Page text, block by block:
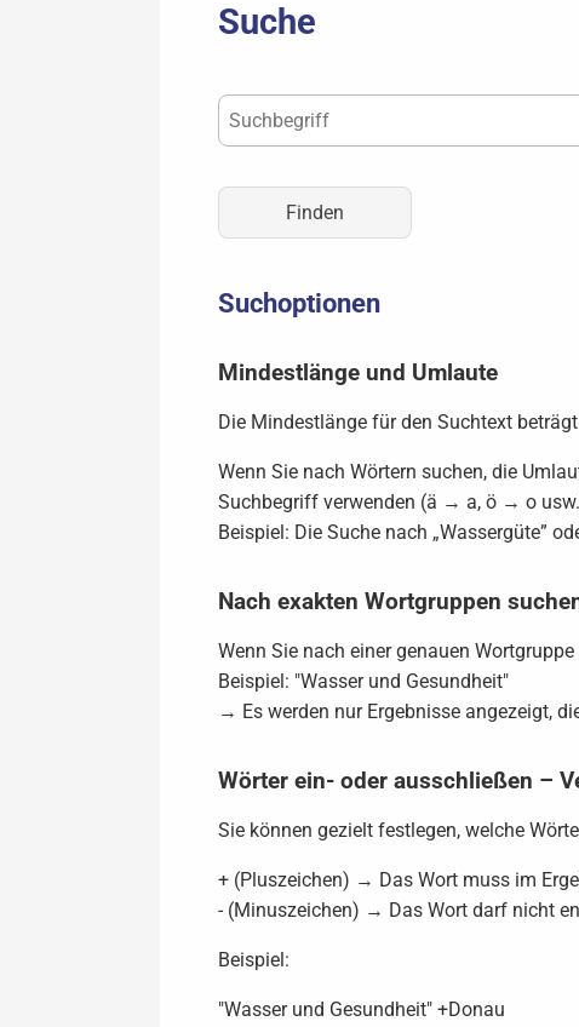
Suche
Suchoptionen
Mindestlänge und Umlaute
Die Mindestlänge für den Suchtext
Wenn Sie nach Wörtern suchen, die
Suchbegriff verwenden (ä → a, ö → o
Beispiel: Die Suche nach „Wassergüte”
Nach exakten Wortgruppen
Wenn Sie nach einer genauen
Beispiel: "Wasser und Gesundheit"
→ Es werden nur Ergebnisse angezeigt,
Wörter ein- oder ausschließen –
Sie können gezielt festlegen, welche
+ (Pluszeichen) → Das Wort muss im
- (Minuszeichen) → Das Wort darf nicht
Beispiel:
"Wasser und Gesundheit" +Donau